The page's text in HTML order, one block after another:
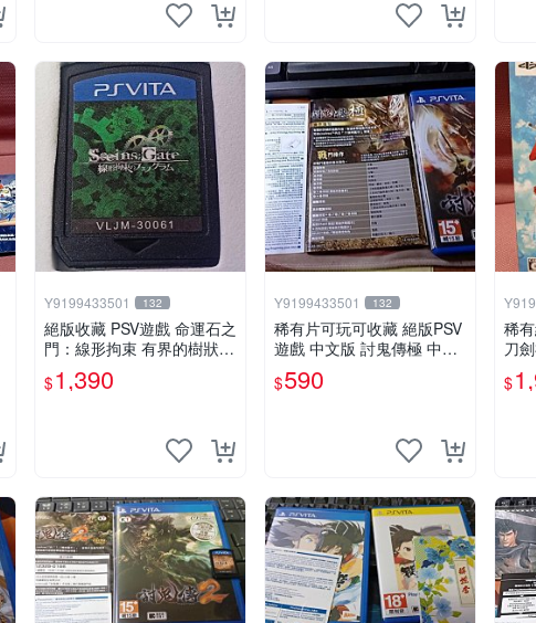
Y9199433501 132
絕版收藏 PSV遊戲 命運石之
門：線形拘束 有界的樹狀圖
日版 VLJM-30061
$1,390
Y9199433501 132
稀有片可玩可收藏 絕版PSV
遊戲 中文版 討鬼傳極 中文
版
$590
稀
刀
章
$